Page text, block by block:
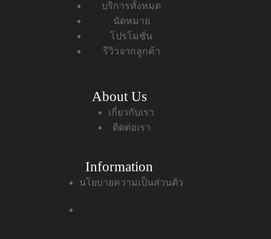
บริการทั้งหมด
นัดหมาย
โปรโมชั่น
รีวิวจากลูกค้า
About Us
เกี่ยวกับเรา
ติดต่อเรา
Information
นโยบายความเป็นส่วนตัว